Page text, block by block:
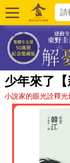
少年來了【
小說家的眼光詮釋光